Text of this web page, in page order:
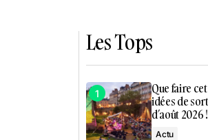
Les Tops
Que faire
idées de
d’août 2026 !
Actu